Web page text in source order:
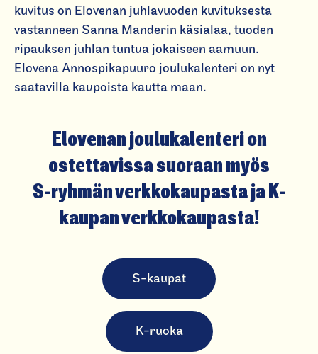
kuvitus on Elovenan juhlavuoden kuvituksesta
vastanneen Sanna Manderin käsialaa, tuoden
ripauksen juhlan tuntua jokaiseen aamuun.
Elovena Annospikapuuro joulukalenteri on nyt
saatavilla kaupoista kautta maan.
Elovenan joulukalenteri on
ostettavissa suoraan myös
S-ryhmän verkkokaupastajaK-
kaupan verkkokaupasta!
S-kaupat
K-ruoka